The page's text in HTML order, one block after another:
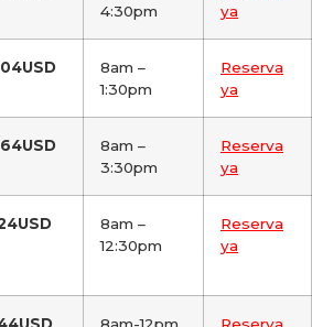
4:30pm
ya
8am –
1:30pm
Reserva
ya
8am –
3:30pm
Reserva
ya
8am –
12:30pm
Reserva
ya
8am-12pm Reserva